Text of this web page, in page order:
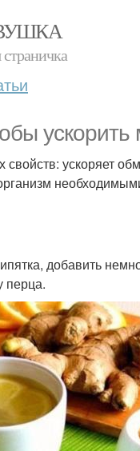
ускорить
ускоряет
добавить
перца.